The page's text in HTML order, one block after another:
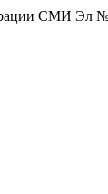
СМИ Эл №